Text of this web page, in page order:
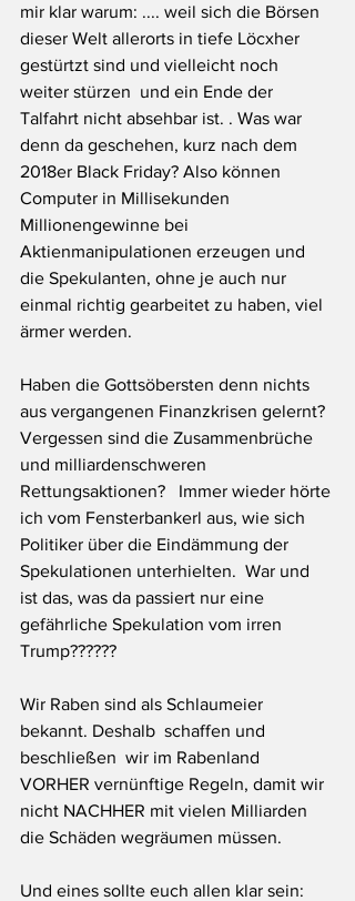
mir klar warum: .... weil sich die Börsen
dieser Welt allerorts in tiefe Löcxher
gestürtzt sind und vielleicht noch
weiter stürzen  und ein Ende der
Talfahrt nicht absehbar ist. . Was war
denn da geschehen, kurz nach dem
2018er Black Friday? Also können
Computer in Millisekunden
Millionengewinne bei
Aktienmanipulationen erzeugen und
die Spekulanten, ohne je auch nur
einmal richtig gearbeitet zu haben, viel
ärmer werden.
Haben die Gottsöbersten denn nichts
aus vergangenen Finanzkrisen gelernt?
Vergessen sind die Zusammenbrüche
und milliardenschweren
Rettungsaktionen?   Immer wieder hörte
ich vom Fensterbankerl aus, wie sich
Politiker über die Eindämmung der
Spekulationen unterhielten.  War und
ist das, was da passiert nur eine
gefährliche Spekulation vom irren
Trump??????
Wir Raben sind als Schlaumeier
bekannt. Deshalb  schaffen und
beschließen  wir im Rabenland
VORHER vernünftige Regeln, damit wir
nicht NACHHER mit vielen Milliarden
die Schäden wegräumen müssen.
Und eines sollte euch allen klar sein: